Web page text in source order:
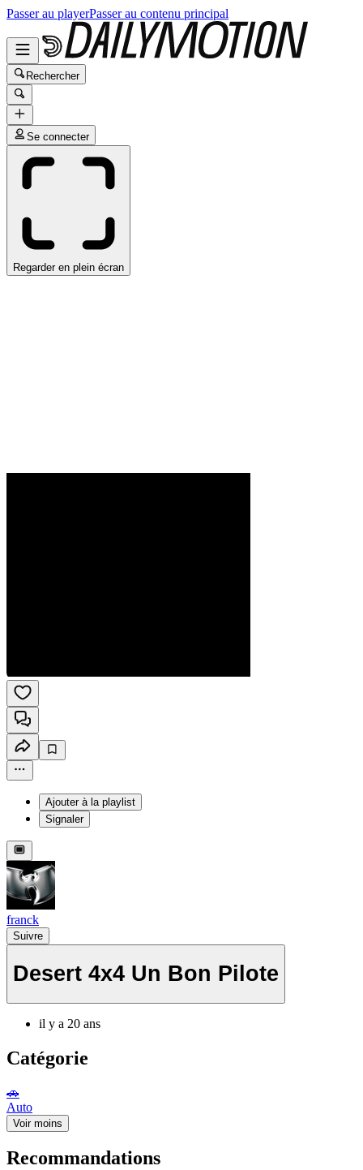
Passer au playerPasser au contenu principal
Rechercher
Se connecter
Regarder en plein écran
Ajouter à la playlist
Signaler
franck
Suivre
Desert 4x4 Un Bon Pilote
il y a 20 ans
Catégorie
🚗
Auto
Voir moins
Recommandations